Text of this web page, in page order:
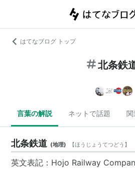
はてなブログ トップ
北条鉄
言葉の解説 ネットで話題
北条鉄道 (地理) 【ほうじょうてつどう 】
英文表記：Hojo Railway